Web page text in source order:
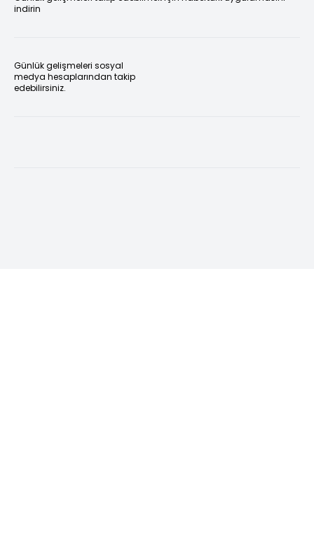
indirin
Günlük gelişmeleri sosyal
medya hesaplarından takip
edebilirsiniz.